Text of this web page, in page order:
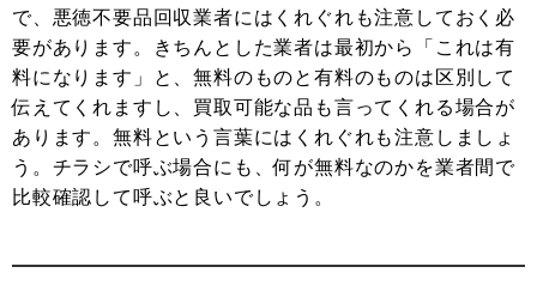
で、悪徳不要品回収業者にはくれぐれも注意しておく必
要があります。きちんとした業者は最初から「これは有
料になります」と、無料のものと有料のものは区別して
伝えてくれますし、買取可能な品も言ってくれる場合が
あります。無料という言葉にはくれぐれも注意しましょ
う。チラシで呼ぶ場合にも、何が無料なのかを業者間で
比較確認して呼ぶと良いでしょう。